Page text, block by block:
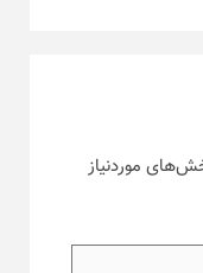
موردنیاز